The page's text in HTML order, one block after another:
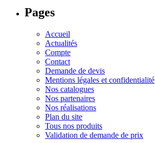
Pages
Accueil
Actualités
Compte
Contact
Demande de devis
Mentions légales et confidentialité
Nos catalogues
Nos partenaires
Nos réalisations
Plan du site
Tous nos produits
Validation de demande de prix